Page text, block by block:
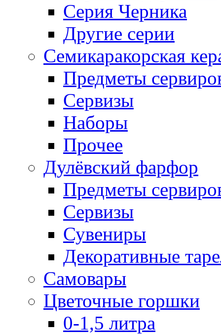
Серия Черника
Другие серии
Семикаракорская
Предметы
Сервизы
Наборы
Прочее
Дулёвский фарфор
Предметы
Сервизы
Сувениры
Декоративные
Самовары
Цветочные горшки
0-1,5 литра